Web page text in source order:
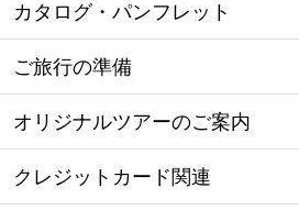
カタログ・パンフレット
ご旅行の準備
オリジナルツアーのご案内
クレジットカード関連